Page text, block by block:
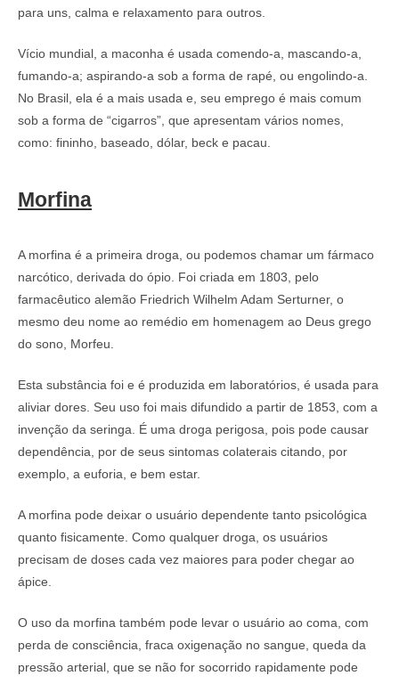
para uns, calma e relaxamento para outros.
Vício mundial, a maconha é usada comendo-a, mascando-a,
fumando-a; aspirando-a sob a forma de rapé, ou engolindo-a.
No Brasil, ela é a mais usada e, seu emprego é mais comum
sob a forma de “cigarros”, que apresentam vários nomes,
como: fininho, baseado, dólar, beck e pacau.
Morfina
A morfina é a primeira droga, ou podemos chamar um fármaco
narcótico, derivada do ópio. Foi criada em 1803, pelo
farmacêutico alemão Friedrich Wilhelm Adam Serturner, o
mesmo deu nome ao remédio em homenagem ao Deus grego
do sono, Morfeu.
Esta substância foi e é produzida em laboratórios, é usada para
aliviar dores. Seu uso foi mais difundido a partir de 1853, com a
invenção da seringa. É uma droga perigosa, pois pode causar
dependência, por de seus sintomas colaterais citando, por
exemplo, a euforia, e bem estar.
A morfina pode deixar o usuário dependente tanto psicológica
quanto fisicamente. Como qualquer droga, os usuários
precisam de doses cada vez maiores para poder chegar ao
ápice.
O uso da morfina também pode levar o usuário ao coma, com
perda de consciência, fraca oxigenação no sangue, queda da
pressão arterial, que se não for socorrido rapidamente pode